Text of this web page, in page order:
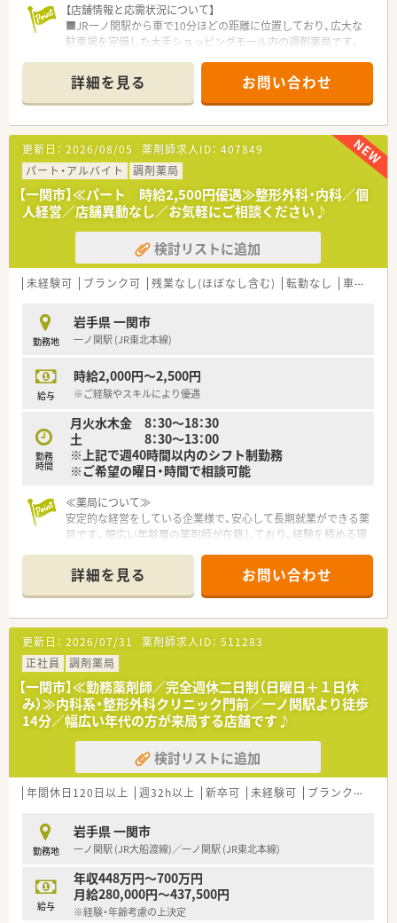
【店舗情報と応需状況について】
■JR一ノ関駅から車で10分ほどの距離に位置しており、広大な
駐車場を完備した大手ショッピングモール内の調剤薬局です。
しており、毎月約950枚という豊富な処方箋数に対応していま
す。
■面分業がメインのため、取り扱う医薬品の品目数が非常に多
く、幅広い処方知識を吸収しながらスキルアップを目指せます。
【法人特徴について】
■国内の小売業界で圧倒的なシェアを誇る大手グループが運営
しており、非常に安定した経営基盤と福利厚生が大きな魅力で
す。
■ショッピングモールを地域医療の拠点と捉え、衣食住の全てか
ら健康をトータルサポートする事業を展開しております。
■地域社会のニーズを先取りするヘルスケアステーションとし
て、薬剤師が中心となって健康づくりに寄与できる組織です。
■ショッピングモール内という立地上、日常的な健康相談を受け
る機会が多く、地域の方々の健康維持に貢献している実感が得ら
れます。
ており、常に向上心を持ってスキルアップし続けられる点が魅力
です。
族との時間を犠牲にすることなく、長く健康的に働き続けられま
す。
詳細を見る お問い合わせ
更新日： 2026/08/05 薬剤師求人ID： 407849
パート・アルバイト
調剤薬局
【一関市】≪パート 時給2,500円優遇≫整形外科・内科／個
人経営／店舗異動なし／お気軽にご相談ください♪
検討リストに追加
未経験可 ブランク可 残業なし(ほぼなし含む) 転勤なし 車通勤可
勤務地
岩手県 一関市
一ノ関駅 (JR東北本線)
給与
時給2,000円～2,500円
※ご経験やスキルにより優遇
勤務
時間
月火水木金 8：30～18：30
土 8：30～13：00
※上記で週40時間以内のシフト制勤務
※ご希望の曜日・時間で相談可能
≪薬局について≫
安定的な経営をしている企業様で、安心して長期就業ができる薬
局です。幅広い年齢層の薬剤師が在籍しており、経験を積める環
配りができ、社員の定着率も良い薬局様です。
詳細を見る お問い合わせ
更新日： 2026/07/31 薬剤師求人ID： 511283
正社員
調剤薬局
【一関市】≪勤務薬剤師／完全週休二日制（日曜日＋１日休
み）≫内科系・整形外科クリニック門前／一ノ関駅より徒歩
14分／幅広い年代の方が来局する店舗です♪
検討リストに追加
年間休日120日以上 週32h以上 新卒可 未経験可 ブランク可
勤務地
岩手県 一関市
一ノ関駅 (JR大船渡線)／一ノ関駅 (JR東北本線)
給与
年収448万円～700万円
月給280,000円～437,500円
※経験・年齢考慮の上決定